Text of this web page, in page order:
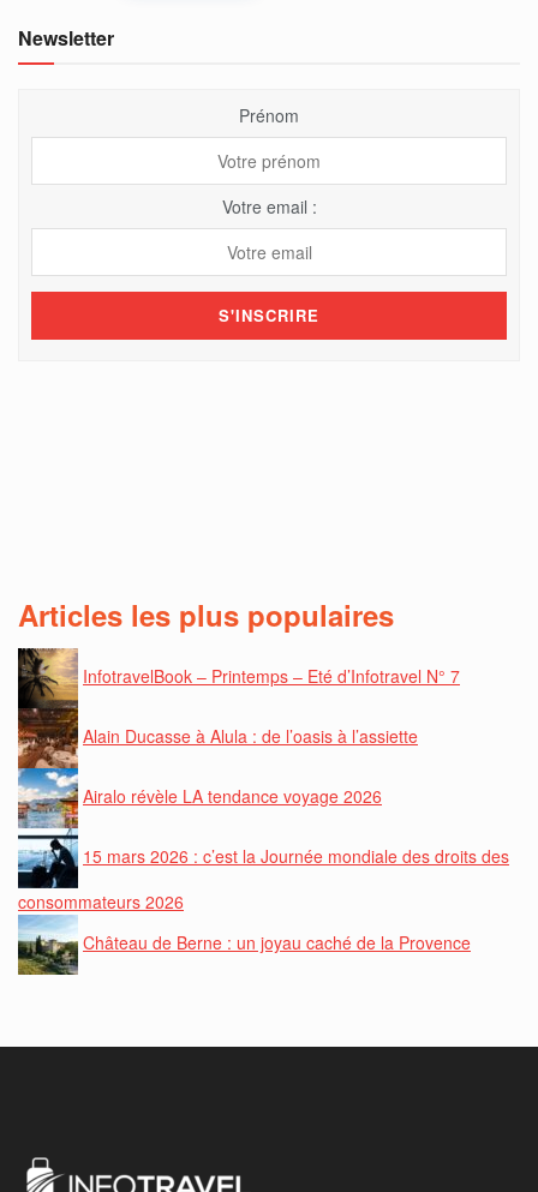
Newsletter
Prénom
Votre email :
Articles les plus populaires
InfotravelBook – Printemps – Eté d’Infotravel N° 7
Alain Ducasse à Alula : de l’oasis à l’assiette
Airalo révèle LA tendance voyage 2026
15 mars 2026 : c’est la Journée mondiale des droits des
consommateurs 2026
Château de Berne : un joyau caché de la Provence